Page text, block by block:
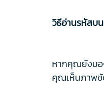
วิธีอ่านรหัสบ
หากคุณยังมอ
คุณเห็นภาพชั